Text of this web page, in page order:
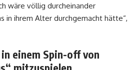
wäre völlig durcheinander
in ihrem Alter durchgemacht hätte“,
einem Spin-off von